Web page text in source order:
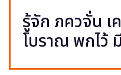
รู้จัก ภควจั่น เ
โบราณ พกไว้